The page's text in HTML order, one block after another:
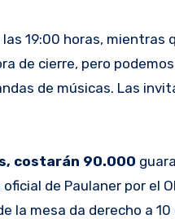
19:00 horas, mientras
de cierre, pero
de músicas. Las
costarán 90.000
de Paulaner por el
la mesa da derecho a 10